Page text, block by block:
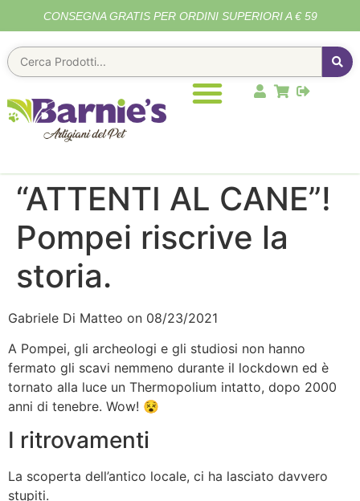
CONSEGNA GRATIS PER ORDINI SUPERIORI A € 59
“ATTENTI AL CANE”!
Pompei riscrive la
storia.
Gabriele Di Matteo on 08/23/2021
A Pompei, gli archeologi e gli studiosi non hanno
fermato gli scavi nemmeno durante il lockdown ed è
tornato alla luce un Thermopolium intatto, dopo 2000
anni di tenebre. Wow! 😵
I ritrovamenti
La scoperta dell’antico locale, ci ha lasciato davvero
stupiti.